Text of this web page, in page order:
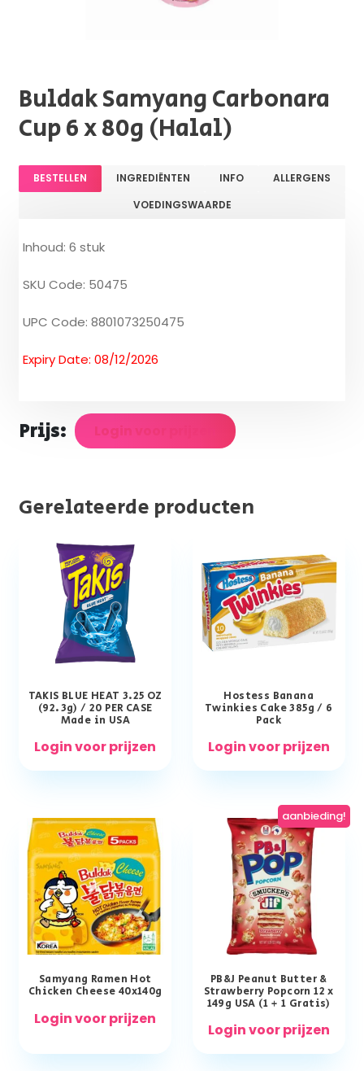
Buldak Samyang Carbonara
Cup 6 x 80g (Halal)
BESTELLEN INGREDIËNTEN INFO
ALLERGENS
VOEDINGSWAARDE
Inhoud: 6 stuk
SKU Code: 50475
UPC Code: 8801073250475
Expiry Date: 08/12/2026
Prijs: Login voor prijzen
Gerelateerde producten
TAKIS BLUE HEAT 3.25 OZ
(92.3g) / 20 PER CASE
Made in USA
Login voor prijzen
Hostess Banana
Twinkies Cake 385g / 6
Pack
Login voor prijzen
Samyang Ramen Hot
Chicken Cheese 40x140g
Login voor prijzen
aanbieding!
PB&J Peanut Butter &
Strawberry Popcorn 12 x
149g USA (1 + 1 Gratis)
Login voor prijzen